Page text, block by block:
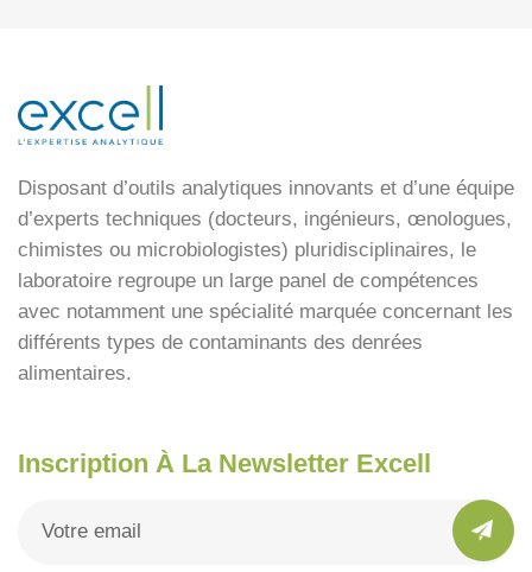
Disposant d’outils analytiques innovants et d’une équipe
d’experts techniques (docteurs, ingénieurs, œnologues,
chimistes ou microbiologistes) pluridisciplinaires, le
laboratoire regroupe un large panel de compétences
avec notamment une spécialité marquée concernant les
différents types de contaminants des denrées
alimentaires.
Inscription À La Newsletter Excell